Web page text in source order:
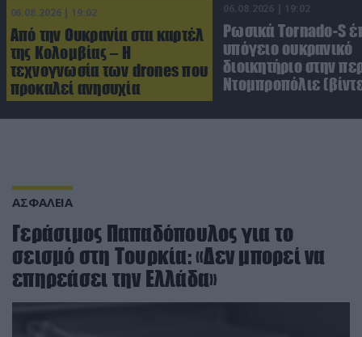
06.08.2026 | 19:02
Από την Ουκρανία στα καρτέλ
της Κολομβίας – Η
τεχνογνωσία των drones που
προκαλεί ανησυχία
06.08.2026 | 19:02
Ρωσικά Tornado-S
υπόγειο ουκρανικό
διοικητήριο στην
Ντομπροπόλιε
ΑΣΦΑΛΕΙΑ
Γεράσιμος Παπαδόπουλος για το
σεισμό στη Τουρκία: «Δεν μπορεί να
επηρεάσει την Ελλάδα»